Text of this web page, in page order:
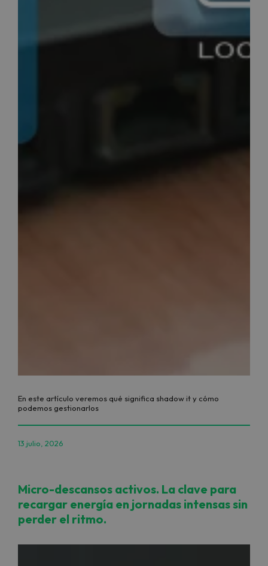
En este artículo veremos qué significa shadow it y cómo
podemos gestionarlos
13 julio, 2026
Micro-descansos activos. La clave para
recargar energía en jornadas intensas sin
perder el ritmo.